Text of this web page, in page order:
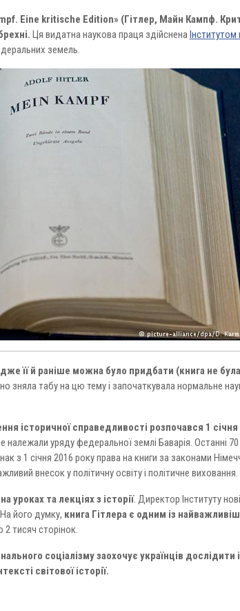
Eine kritische Edition» (Гітлер, Майн Кампф.
Ця видатна наукова праця здійсненаІнститутом
земель.
її й раніше можна було придбати (книга не
зняла табу на цю тему і започаткувала нормальне
історичної справедливості розпочався 1
уряду федеральної землі Баварія. Останні
з 1 січня 2016 року права на книги за законами
внесок у політичну освіту і політичне виховання.
уроках та лекціях з історії. Директор Інституту
його думку, книга Гітлера є одним із
2 тисяч сторінок.
соціалізму заохочує українців дослідити
світової історії.